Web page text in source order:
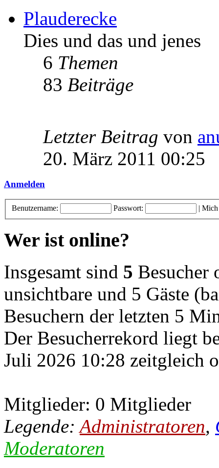
Plauderecke
Dies und das und jenes
6 Themen
83 Beiträge
Letzter Beitrag von
20. März 2011 00:25
Anmelden
Benutzername: Passwort: | Mich
Wer ist online?
Insgesamt sind 5 Besucher
unsichtbare und 5 Gäste
Besuchern der letzten 5
Der Besucherrekord liegt
Juli 2026 10:28 zeitgleich
Mitglieder: 0 Mitglieder
Legende:Administratoren,
Moderatoren